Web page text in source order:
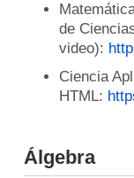
de
video):
Ciencia
HTML:
Álgebra